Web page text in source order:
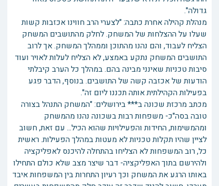
גדולה".
מנהלת קהילה אחרת כתבה: "לצערי הרב חווינו אכזבות קשות
שעלו על ההצלחות של המשחק. לחלק מהתושבים המשחק
הצליח לעבוד, והם נהנו מהתוכן וממהלך המשחק. אך לרוב
התושבים המשחק נתקע באמצע, לא הצליח לעלות לאויר ועוד
סיבות טכניות שאינני מבינה בהם. במהלך כל הערב קיבלתי
הודעות של אכזבה קשה של התושבים. בנוסף, הדבר פגע
בפעילות הקהילתית אותה תכננו ליום זה".
מכתב מרכזת שכונה ב*** בירושלים: "המשחק התנהל בצורה
טובה בסה"כ- משפחות רבות בשכונה נהנו מהמשחק
ומהמשימות, החידות והפעילויות שהוא הכיל... עם זאת, חשוב
לציין שהיו תקלות טכניות לא מעטות במהלך הפעילות. ראשית
כל, רוב המשפחות לא הצליחו בהתחלה להיכנס לאפליקציה
ולהירשם בתוך האפליקציה- דבר שיצר מצב שלא כולם התחילו
באותו הרגע את המשחק וכך רעיון התחרות בין המשפחות איבד